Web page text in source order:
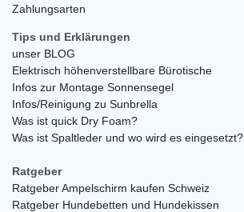
Zahlungsarten
Tips und Erklärungen
unser BLOG
Elektrisch höhenverstellbare Bürotische
Infos zur Montage Sonnensegel
Infos/Reinigung zu Sunbrella
Was ist quick Dry Foam?
Was ist Spaltleder und wo wird es eingesetzt?
Ratgeber
Ratgeber Ampelschirm kaufen Schweiz
Ratgeber Hundebetten und Hundekissen